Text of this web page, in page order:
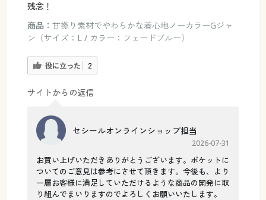
残念！
商品： 甘撚り素材でやわらかな着心地ノーカラーGジャ
ン（サイズ：L / カラー：フェードブルー）
役に立った 2
サイトからの返信
セシールオンラインショップ担当
2026-07-31
お買い上げいただきありがとうございます。ポケットに
ついてのご意見は参考にさせて頂きます。今後も、より
一層お客様に満足していただけるような商品の開発に取
り組んでまいりますのでよろしくお願いいたします。